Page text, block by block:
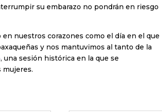
su embarazo no pondrán en riesgo
nuestros corazones como el día en el que
y nos mantuvimos al tanto de la
, una sesión histórica en la que se
mujeres.